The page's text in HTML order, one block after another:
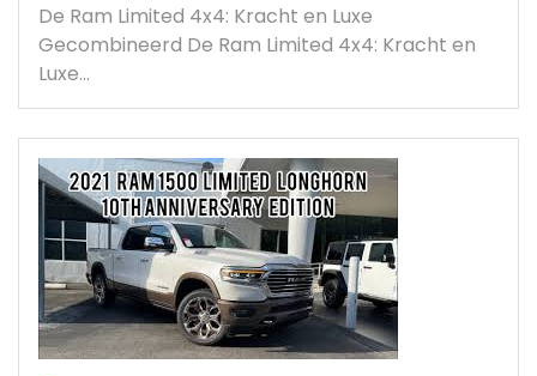
De Ram Limited 4x4: Kracht en Luxe
Gecombineerd De Ram Limited 4x4: Kracht en
Luxe…